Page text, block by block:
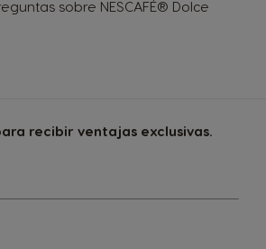
sobre NESCAFÉ® Dolce
recibir ventajas exclusivas.